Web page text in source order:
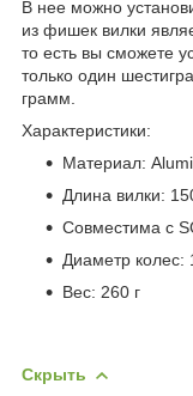
В нее можно
из фишек вилки
то есть вы сможете
только один
грамм.
Характеристики:
Материал:
Длина вилки:
Совместима с
Диаметр
Вес: 260 г
Скрыть